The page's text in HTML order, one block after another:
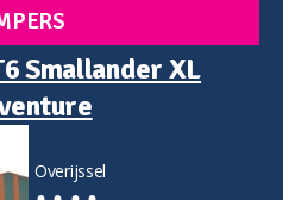
Smallander XL
Overijssel